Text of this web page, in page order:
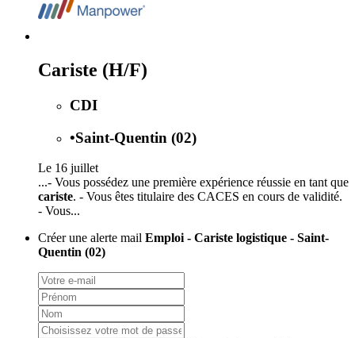
Cariste (H/F)
CDI
•Saint-Quentin (02)
Le 16 juillet
...- Vous possédez une première expérience réussie en tant que
cariste. - Vous êtes titulaire des CACES en cours de validité.
- Vous...
Créer une alerte mail Emploi - Cariste logistique - Saint-
Quentin (02)